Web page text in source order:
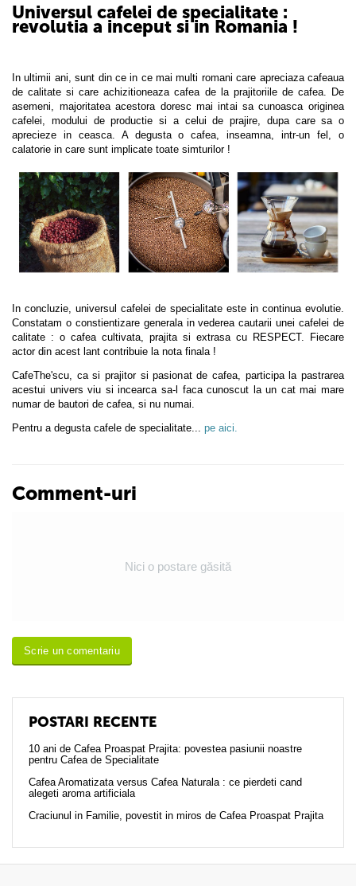
Universul cafelei de specialitate :
revolutia a inceput si in Romania !
In ultimii ani, sunt din ce in ce mai multi romani care apreciaza cafeaua
de calitate si care achizitioneaza cafea de la prajitoriile de cafea. De
asemeni, majoritatea acestora doresc mai intai sa cunoasca originea
cafelei, modului de productie si a celui de prajire, dupa care sa o
aprecieze in ceasca. A degusta o cafea, inseamna, intr-un fel, o
calatorie in care sunt implicate toate simturilor !
In concluzie, universul cafelei de specialitate este in continua evolutie.
Constatam o constientizare generala in vederea cautarii unei cafelei de
calitate : o cafea cultivata, prajita si extrasa cu RESPECT. Fiecare
actor din acest lant contribuie la nota finala !
CafeThe'scu, ca si prajitor si pasionat de cafea, participa la pastrarea
acestui univers viu si incearca sa-l faca cunoscut la un cat mai mare
numar de bautori de cafea, si nu numai.
Pentru a degusta cafele de specialitate...
pe aici.
Comment-uri
Nici o postare găsită
Scrie un comentariu
POSTARI RECENTE
10 ani de Cafea Proaspat Prajita: povestea pasiunii noastre
pentru Cafea de Specialitate
Cafea Aromatizata versus Cafea Naturala : ce pierdeti cand
alegeti aroma artificiala
Craciunul in Familie, povestit in miros de Cafea Proaspat Prajita